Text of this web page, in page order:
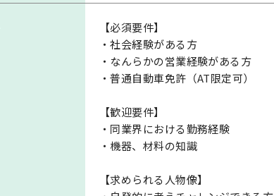
【必須要件】
・社会経験がある方
・なんらかの営業経験がある方
・普通自動車免許（AT限定可）
【歓迎要件】
・同業界における勤務経験
・機器、材料の知識
【求められる人物像】